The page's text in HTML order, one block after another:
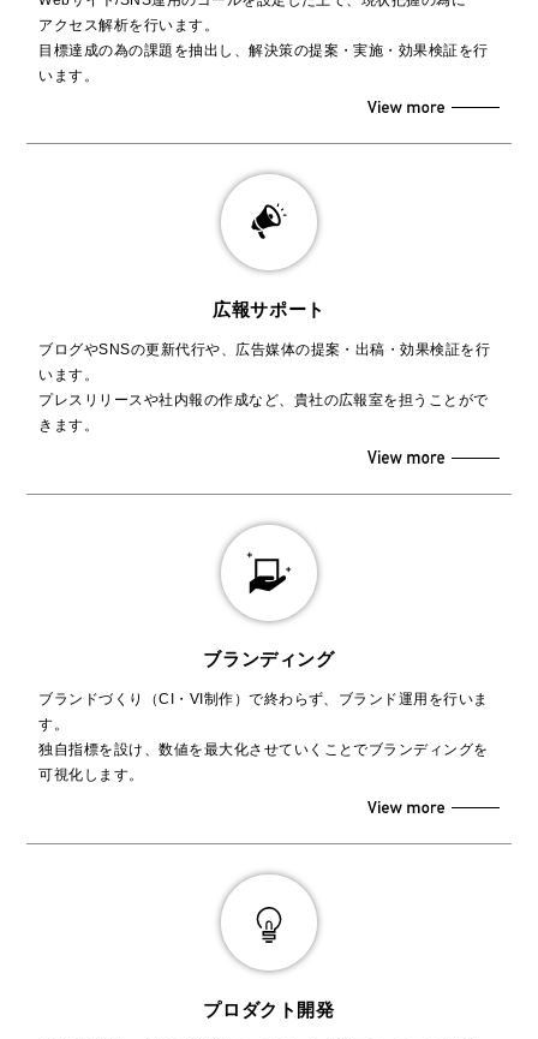
アクセス解析を行います。
目標達成の為の課題を抽出し、解決策の提案・実施・効果検証を行
います。
広報サポート
ブログやSNSの更新代行や、広告媒体の提案・出稿・効果検証を行
います。
プレスリリースや社内報の作成など、貴社の広報室を担うことがで
きます。
ブランディング
ブランドづくり（CI・VI制作）で終わらず、ブランド運用を行いま
す。
独自指標を設け、数値を最大化させていくことでブランディングを
可視化します。
プロダクト開発